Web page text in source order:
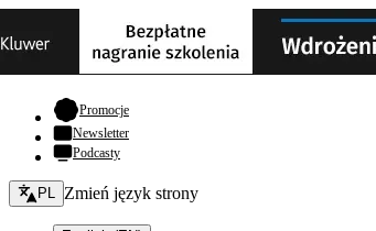
Promocje- otwiera się w nowej karcie
Newsletter
Podcasty
Zmień język - bieżący:
PL Zmień język strony